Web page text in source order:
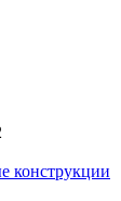
конструкции